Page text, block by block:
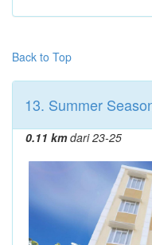
Back to Top
13. Summer
0.11 kmdari 23-25